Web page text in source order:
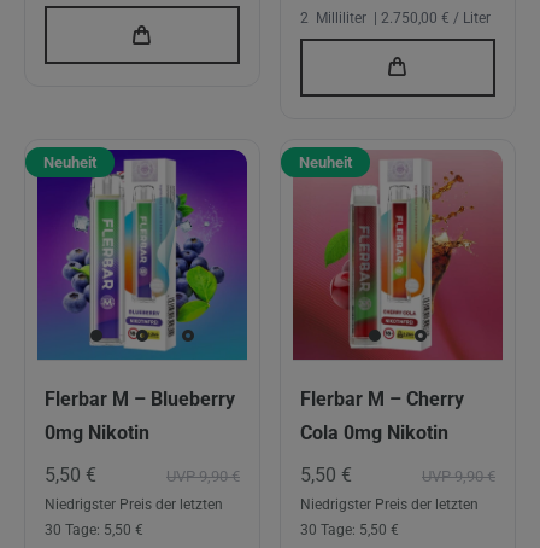
2 Milliliter | 2.750,00 € / Liter
Neuheit
Flerbar M – Blueberry
0mg Nikotin
UVP 9,90 €
5,50 €
Niedrigster Preis der letzten
30 Tage: 5,50 €
Neuheit
Flerbar M – Cherry
Cola 0mg Nikotin
UVP 9,90 €
5,50 €
Niedrigster Preis der letzten
30 Tage: 5,50 €